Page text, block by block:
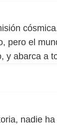
pero el
y abarca a
nadie